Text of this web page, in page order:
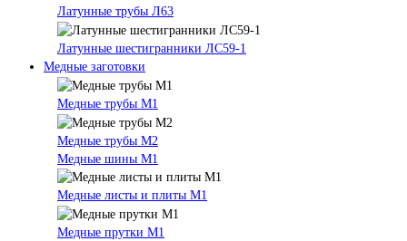
Латунные трубы Л63
Латунные шестигранники ЛС59-1
Медные заготовки
Медные трубы М1
Медные трубы М2
Медные шины М1
Медные листы и плиты М1
Медные прутки М1